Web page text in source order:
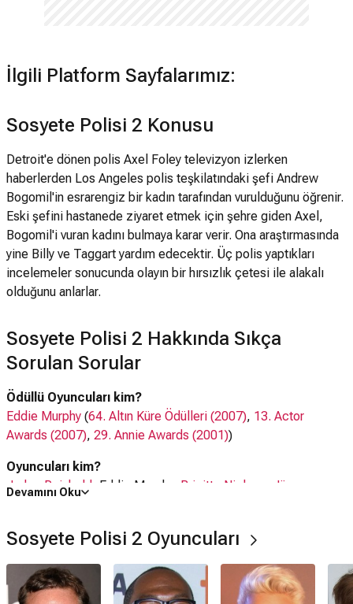
İlgili Platform Sayfalarımız:
Sosyete Polisi 2 Konusu
Detroit'e dönen polis Axel Foley televizyon izlerken
haberlerden Los Angeles polis teşkilatındaki şefi Andrew
Bogomil'in esrarengiz bir kadın tarafından vurulduğunu öğrenir.
Eski şefini hastanede ziyaret etmek için şehre giden Axel,
Bogomil'i vuran kadını bulmaya karar verir. Ona araştırmasında
yine Billy ve Taggart yardım edecektir. Üç polis yaptıkları
incelemeler sonucunda olayın bir hırsızlık çetesi ile alakalı
olduğunu anlarlar.
Sosyete Polisi 2 Hakkında Sıkça
Sorulan Sorular
Ödüllü Oyuncuları kim?
Eddie Murphy (64. Altın Küre Ödülleri (2007), 13. Actor
Awards (2007), 29. Annie Awards (2001))
Oyuncuları kim?
Judge Reinhold , Eddie Murphy, Brigitte Nielsen
Jürgen
Ne zaman çıktı?
Sosyete Polisi 2 filmi nerede çekildi?
Devamını Oku
Sosyete Polisi 2 Oyuncuları